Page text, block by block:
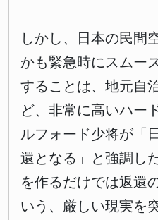
しかし、日本の民間
かも緊急時にスムー
することは、地元自
ど、非常に高いハー
ルフォード少将が「
還となる」と強調し
を作るだけでは返還
いう、厳しい現実を